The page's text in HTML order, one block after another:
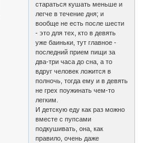
стараться кушать меньше и
легче в течение дня; и
вообще не есть после шести
- это для тех, кто в девять
уже баиньки, тут главное -
последний прием пищи за
два-три часа до сна, а то
вдруг человек ложится в
полночь, тогда ему и в девять
не грех поужинать чем-то
легким.
И детскую еду как раз можно
вместе с пупсами
подкушивать, она, как
правило, очень даже